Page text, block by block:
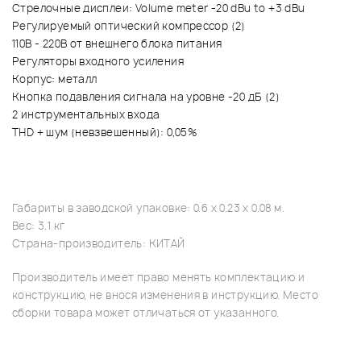
Стрелочные дисплеи: Volume meter -20 dBu to +3 dBu
Регулируемый оптический компрессор (2)
110В - 220В от внешнего блока питания
Регуляторы входного усиления
Корпус: металл
Кнопка подавления сигнала на уровне -20 дБ (2)
2 инструментальных входа
THD + шум (невзвешенный): 0,05%
Габариты в заводской упаковке: 0.6 x 0.23 x 0.08 м.
Вес: 3.1 кг
Страна-производитель: КИТАЙ
Производитель имеет право менять комплектацию и
конструкцию, не внося изменения в инструкцию. Место
сборки товара может отличаться от указанного.